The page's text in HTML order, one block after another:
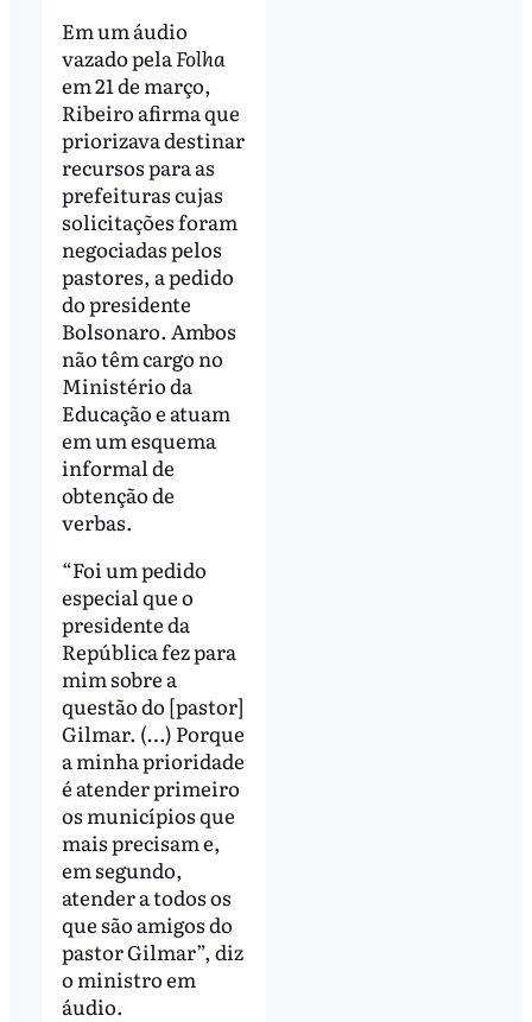
Em um áudio
vazado pelaFolha
em 21 de março,
Ribeiro afirma que
priorizava destinar
recursos para as
prefeituras cujas
solicitações foram
negociadas pelos
pastores, a pedido
do presidente
Bolsonaro. Ambos
não têm cargo no
Ministério da
Educação e atuam
em um esquema
informal de
obtenção de
verbas.
“Foi um pedido
especial que o
presidente da
República fez para
mim sobre a
questão do [pastor]
Gilmar. (…) Porque
a minha prioridade
é atender primeiro
os municípios que
mais precisam e,
em segundo,
atender a todos os
que são amigos do
pastor Gilmar”, diz
o ministro em
áudio.